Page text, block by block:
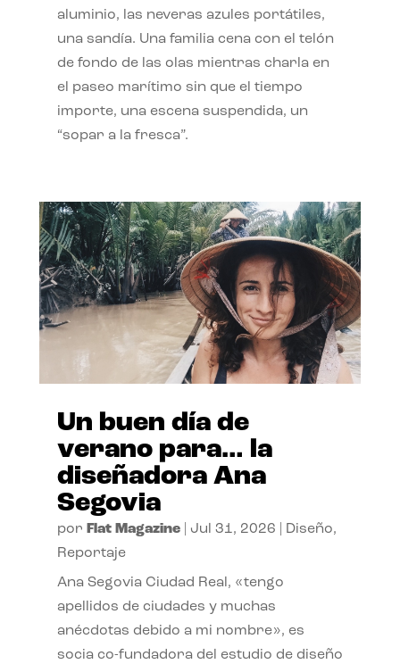
aluminio, las neveras azules portátiles,
una sandía. Una familia cena con el telón
de fondo de las olas mientras charla en
el paseo marítimo sin que el tiempo
importe, una escena suspendida, un
“sopar a la fresca”.
Un buen día de
verano para… la
diseñadora Ana
Segovia
por Flat Magazine| Jul 31, 2026 Diseño,
Reportaje
Ana Segovia Ciudad Real, «tengo
apellidos de ciudades y muchas
anécdotas debido a mi nombre», es
socia co-fundadora del estudio de diseño